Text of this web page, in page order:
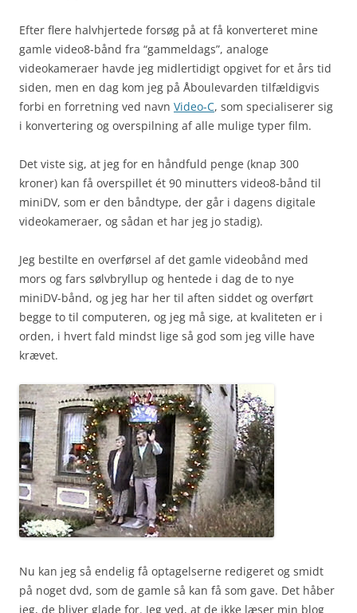
Efter flere halvhjertede forsøg på at få konverteret mine
gamle video8-bånd fra “gammeldags”, analoge
videokameraer havde jeg midlertidigt opgivet for et års tid
siden, men en dag kom jeg på Åboulevarden tilfældigvis
forbi en forretning ved navn Video-C, som specialiserer sig
i konvertering og overspilning af alle mulige typer film.
Det viste sig, at jeg for en håndfuld penge (knap 300
kroner) kan få overspillet ét 90 minutters video8-bånd til
miniDV, som er den båndtype, der går i dagens digitale
videokameraer, og sådan et har jeg jo stadig).
Jeg bestilte en overførsel af det gamle videobånd med
mors og fars sølvbryllup og hentede i dag de to nye
miniDV-bånd, og jeg har her til aften siddet og overført
begge to til computeren, og jeg må sige, at kvaliteten er i
orden, i hvert fald mindst lige så god som jeg ville have
krævet.
Nu kan jeg så endelig få optagelserne redigeret og smidt
på noget dvd, som de gamle så kan få som gave. Det håber
jeg, de bliver glade for. Jeg ved, at de ikke læser min blog